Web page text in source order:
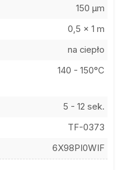
150 µm
0,5 x 1 m
na ciepło
140 - 150°C
5 - 12 sek.
TF-0373
6X98PI0WIF